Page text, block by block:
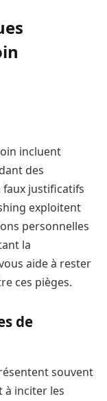
incluent
des
justificatifs
exploitent
personnelles
la
aide à rester
ces pièges.
de
souvent
à inciter les